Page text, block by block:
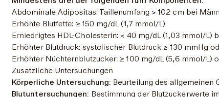
Abdominale Adipositas: Taillenumfang > 102 cm bei
Erhöhte Blutfette: ≥ 150 mg/dL (1,7 mmol/L)
Erniedrigtes HDL-Cholesterin: < 40 mg/dL (1,03 mmol/
Erhöhter Blutdruck: systolischer Blutdruck ≥ 130 mmHg
Erhöhter Nüchternblutzucker: ≥ 100 mg/dL (5,6 mmol/
Zusätzliche Untersuchungen
Körperliche Untersuchung: Beurteilung des allgemeinen
Blutuntersuchungen: Bestimmung der Blutzuckerwerte